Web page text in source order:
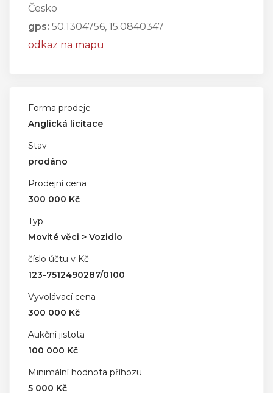
Česko
gps: 50.1304756, 15.0840347
odkaz na mapu
Forma prodeje
Anglická licitace
Stav
prodáno
Prodejní cena
300 000 Kč
Typ
Movité věci > Vozidlo
číslo účtu v Kč
123-7512490287/0100
Vyvolávací cena
300 000 Kč
Aukční jistota
100 000 Kč
Minimální hodnota příhozu
5 000 Kč